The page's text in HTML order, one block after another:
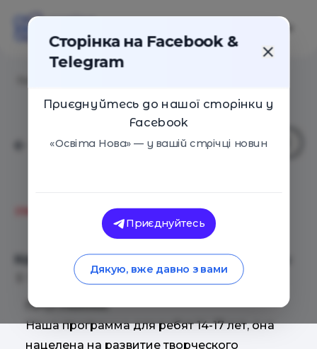
NOW!
Карпатская активация Start Now
Пилипець 14 Липня 2019
ПРОГРАММА:
Наша программа для ребят 14-17 лет, она
нацелена на развитие творческого
Сторінка на Facebook &
Telegram
Приєднуйтесь до нашої сторінки у
Facebook
«Освіта Нова» — у вашій стрічці новин
Приєднуйтесь
Дякую, вже давно з вами